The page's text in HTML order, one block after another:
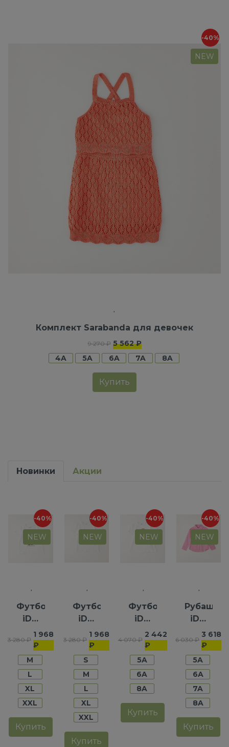
-40%
NEW
Комплект Sarabanda для девочек
9 270 ₽ 5 562 ₽
4A
5A 6A 7A 8A
Купить
Новинки Акции
-40%
NEW
Футболка
iDO
для
девочек
3 280 ₽
1 968
₽
M
L
XL
XXL
Купить
-40%
NEW
Футболка
iDO
для
мальчиков
3 280 ₽
1 968
₽
S
M
L
XL
XXL
Купить
-40%
NEW
Футболка
iDO
для
девочек
4 070 ₽
2 442
₽
5A
6A
8A
Купить
-40%
NEW
Рубашка
iDO
для
девочек
6 030 ₽
3 618
₽
5A
6A
7A
8A
Купить